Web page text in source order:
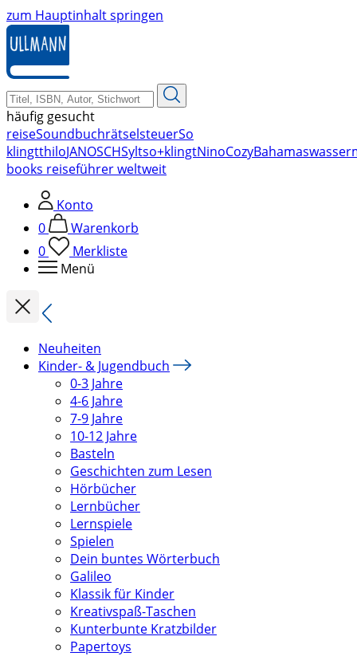
zum Hauptinhalt springen
häufig gesucht
reiseSoundbuchrätselsteuerSo
klingtthiloJANOSCHSyltso+klingtNinoCozyBahamas
books reiseführer weltweit
Konto
0
Warenkorb
0
Merkliste
Menü
Neuheiten
Kinder- & Jugendbuch
0-3 Jahre
4-6 Jahre
7-9 Jahre
10-12 Jahre
Basteln
Geschichten zum Lesen
Hörbücher
Lernbücher
Lernspiele
Spielen
Dein buntes Wörterbuch
Galileo
Klassik für Kinder
Kreativspaß-Taschen
Kunterbunte Kratzbilder
Papertoys